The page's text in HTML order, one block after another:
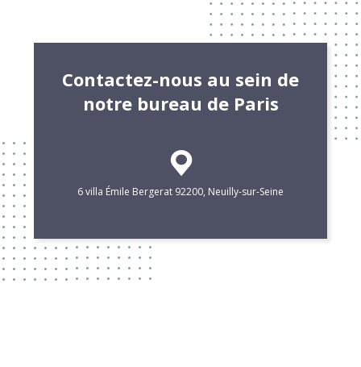
Contactez-nous au sein de
notre bureau de Paris
6 villa Émile Bergerat 92200, Neuilly-sur-Seine